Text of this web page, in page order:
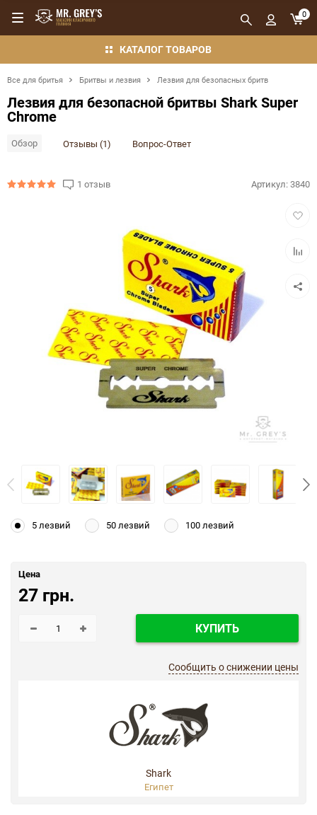
КАТАЛОГ ТОВАРОВ
0
Все для бритья Бритвы и лезвия Лезвия для безопасных бритв
Лезвия для безопасной бритвы Shark Super
Chrome
Обзор Отзывы (1) Вопрос-Ответ
Артикул:3840
1 отзыв
5 лезвий 50 лезвий 100 лезвий
Цена
27 грн.
КУПИТЬ
Сообщить о снижении цены
Shark
Египет